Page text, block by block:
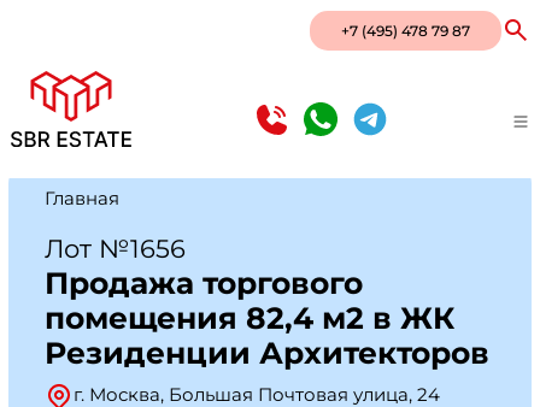
+7 (495) 478 79 87
Главная
Лот №1656
Продажа торгового
помещения 82,4 м2 в ЖК
Резиденции Архитекторов
г. Москва, Большая Почтовая улица, 24